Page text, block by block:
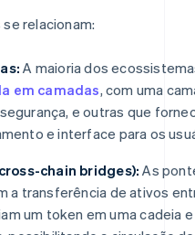
relacionam:
A maioria dos
em camadas, com uma
e outras que
e interface para os
chain bridges): As
a transferência de ativos
um token em uma cadeia